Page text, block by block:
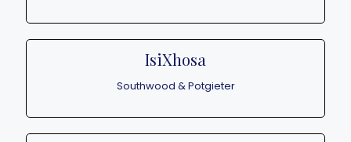
IsiXhosa
Southwood & Potgieter